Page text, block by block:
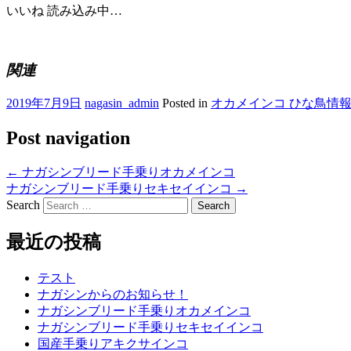
いいね 読み込み中…
関連
2019年7月9日 nagasin_admin Posted in オカメインコ ひな鳥情報
Post navigation
← ナガシンブリード手乗りオカメインコ
ナガシンブリード手乗りセキセイインコ →
Search
最近の投稿
テスト
ナガシンからのお知らせ！
ナガシンブリード手乗りオカメインコ
ナガシンブリード手乗りセキセイインコ
国産手乗りアキクサインコ